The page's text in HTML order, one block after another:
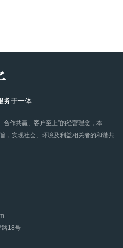
务于一体
合作共赢、客户至上”的经营理念，本
，实现社会、环境及利益相关者的和谐共
路18号